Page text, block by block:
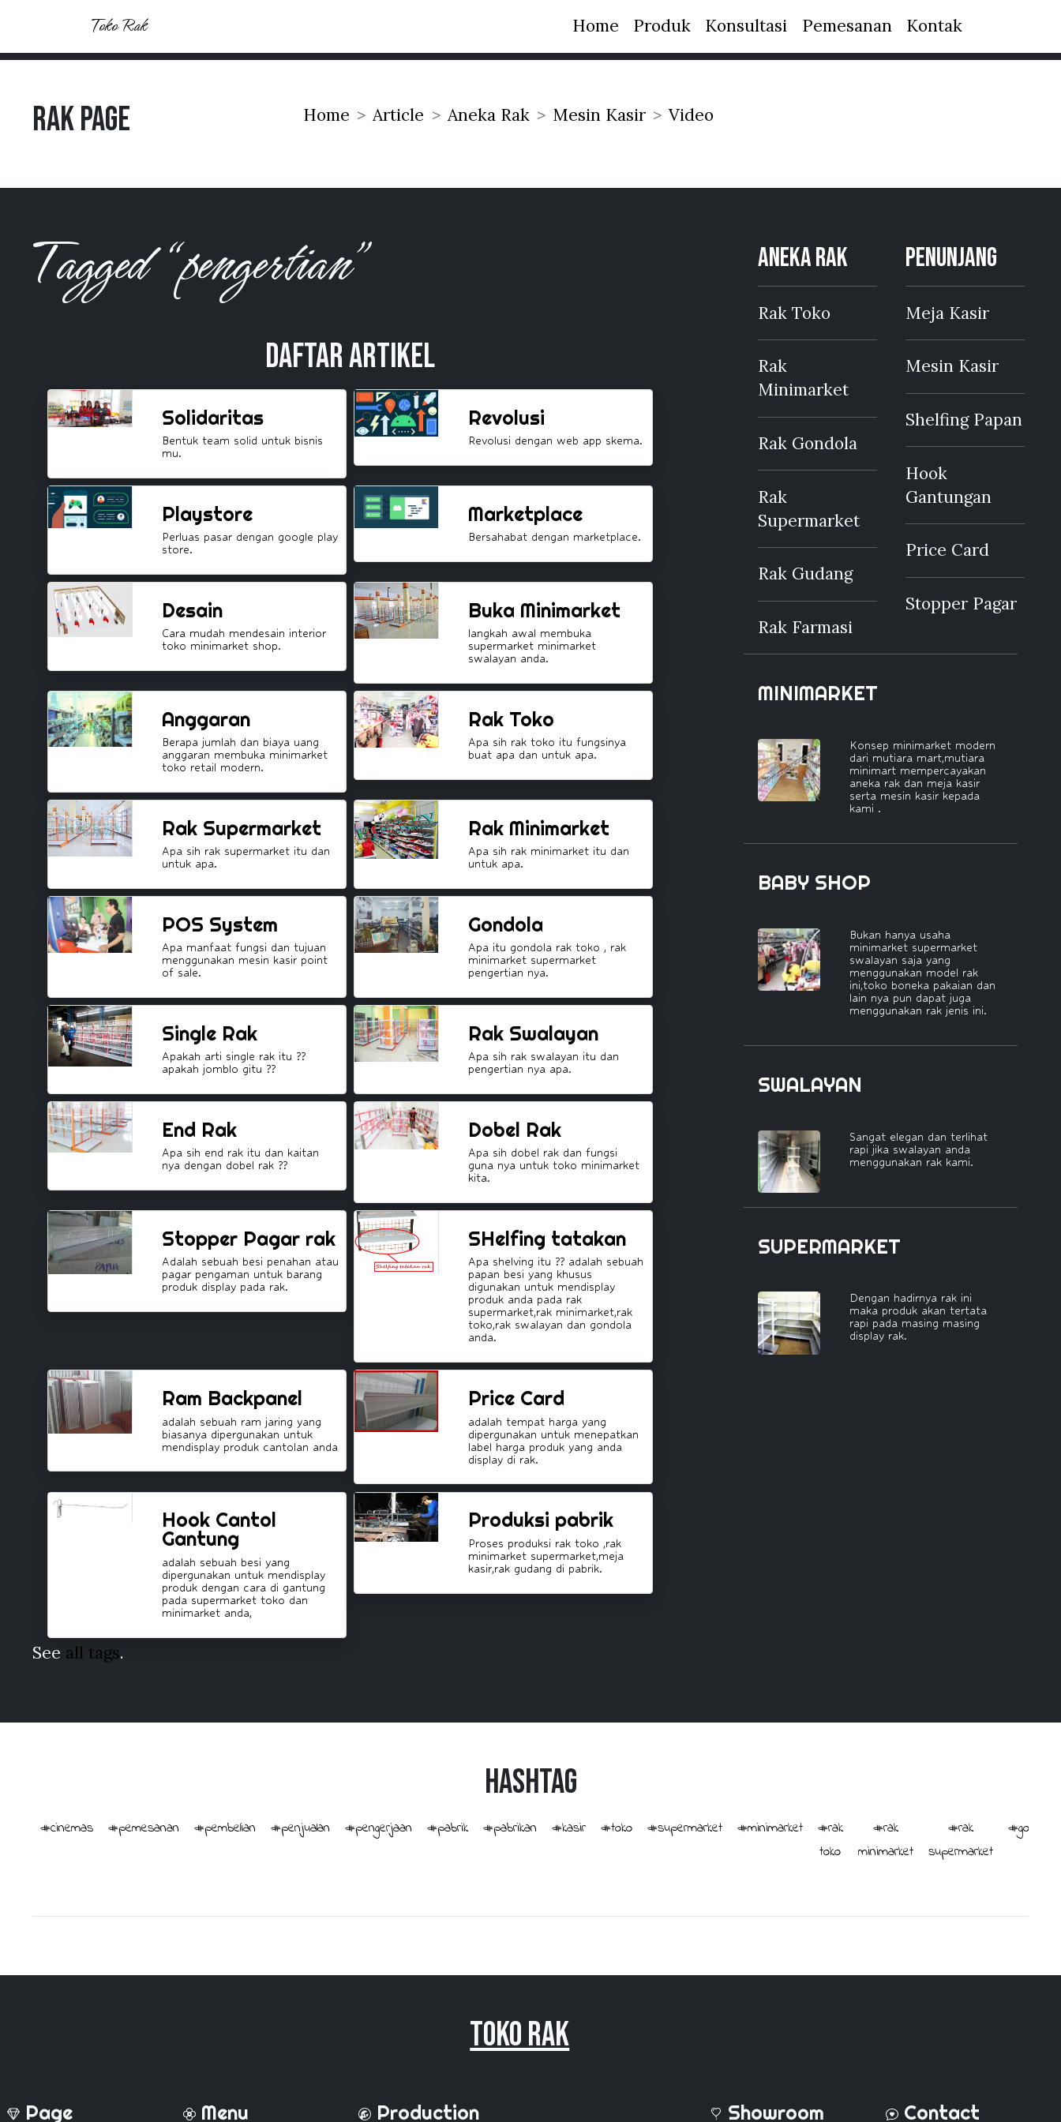
Toko Rak Home Produk Konsultasi Pemesanan Kontak
Rak Page Home Article Aneka Rak Mesin Kasir Video
Tagged “pengertian”
Daftar Artikel
Solidaritas
Bentuk team solid untuk bisnis
mu.
Revolusi
Revolusi dengan web app skema.
Playstore
Perluas pasar dengan google play
store.
Marketplace
Bersahabat dengan marketplace.
Desain
Cara mudah mendesain interior
toko minimarket shop.
Buka Minimarket
langkah awal membuka
supermarket minimarket
swalayan anda.
Anggaran
Berapa jumlah dan biaya uang
anggaran membuka minimarket
toko retail modern.
Rak Toko
Apa sih rak toko itu fungsinya
buat apa dan untuk apa.
Rak Supermarket
Apa sih rak supermarket itu dan
untuk apa.
Rak Minimarket
Apa sih rak minimarket itu dan
untuk apa.
POS System
Apa manfaat fungsi dan tujuan
menggunakan mesin kasir point
of sale.
Gondola
Apa itu gondola rak toko , rak
minimarket supermarket
pengertian nya.
Single Rak
Apakah arti single rak itu ??
apakah jomblo gitu ??
Rak Swalayan
Apa sih rak swalayan itu dan
pengertian nya apa.
End Rak
Apa sih end rak itu dan kaitan
nya dengan dobel rak ??
Dobel Rak
Apa sih dobel rak dan fungsi
guna nya untuk toko minimarket
kita.
Stopper Pagar rak
Adalah sebuah besi penahan atau
pagar pengaman untuk barang
produk display pada rak.
SHelfing tatakan
Apa shelving itu ?? adalah sebuah
papan besi yang khusus
digunakan untuk mendisplay
produk anda pada rak
supermarket,rak minimarket,rak
toko,rak swalayan dan gondola
anda.
Ram Backpanel
adalah sebuah ram jaring yang
biasanya dipergunakan untuk
mendisplay produk cantolan anda
Price Card
adalah tempat harga yang
dipergunakan untuk menepatkan
label harga produk yang anda
display di rak.
Hook Cantol
Gantung
adalah sebuah besi yang
dipergunakan untuk mendisplay
produk dengan cara di gantung
pada supermarket toko dan
minimarket anda,
Produksi pabrik
Proses produksi rak toko ,rak
minimarket supermarket,meja
kasir,rak gudang di pabrik.
See all tags.
ANEKA RAK
Rak Toko
Rak
Minimarket
Rak Gondola
Rak
Supermarket
Rak Gudang
Rak Farmasi
PENUNJANG
Meja Kasir
Mesin Kasir
Shelfing Papan
Hook
Gantungan
Price Card
Stopper Pagar
MINIMARKET
Konsep minimarket modern
dari mutiara mart,mutiara
minimart mempercayakan
aneka rak dan meja kasir
serta mesin kasir kepada
kami .
BABY SHOP
Bukan hanya usaha
minimarket supermarket
swalayan saja yang
menggunakan model rak
ini,toko boneka pakaian dan
lain nya pun dapat juga
menggunakan rak jenis ini.
SWALAYAN
Sangat elegan dan terlihat
rapi jika swalayan anda
menggunakan rak kami.
SUPERMARKET
Dengan hadirnya rak ini
maka produk akan tertata
rapi pada masing masing
display rak.
HashTag
#cinemas #pemesanan #pembelian #penjualan #pengerjaan #pabrik #pabrikan #kasir #toko #supermarket #minimarket
#rak
toko
#rak
minimarket
#rak
supermarket
#gondola
Toko Rak
Page Menu Production Showroom Contact